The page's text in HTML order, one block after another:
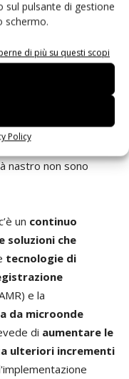
sul pulsante di gestione
schermo.
di più su questi scopi
Policy
Inoltre,i progressi
leunità nastro
sono
con l'HDD e le
opzioni di data
nastro non sono
un continuo
soluzioni che
tecnologie di
e la
da microonde
di aumentare le
ulteriori incrementi